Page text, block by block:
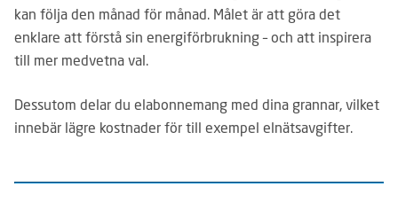
kan följa den månad för månad. Målet är att göra det
enklare att förstå sin energiförbrukning – och att inspirera
till mer medvetna val.
Dessutom delar du elabonnemang med dina grannar, vilket
innebär lägre kostnader för till exempel elnätsavgifter.